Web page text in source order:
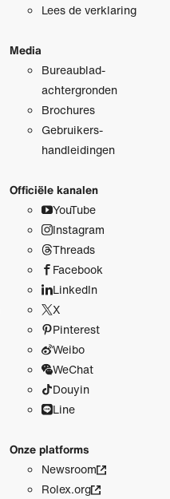
Lees de verklaring
Media
Bureaublad­
achtergronden
Brochures
Gebruikers­
handleidingen
Officiële kanalen
YouTube
Instagram
Threads
Facebook
LinkedIn
X
Pinterest
Weibo
WeChat
Douyin
Line
Onze platforms
Newsroom
Rolex.org